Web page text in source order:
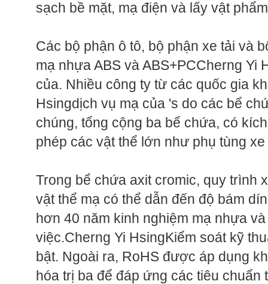
sạch bề mặt, mạ điện và lấy vật
Các bộ phận ô tô, bộ phận xe tải và
mạ nhựa ABS và ABS+PCCherng
của. Nhiều công ty từ các quốc gia
Hsingdịch vụ mạ của 's do các bể
chúng, tổng cộng ba bể chứa, có
phép các vật thể lớn như phụ tùng xe
Trong bể chứa axit cromic, quy trình
vật thể mạ có thể dẫn đến độ bám
hơn 40 năm kinh nghiệm mạ nhựa
việc.Cherng Yi HsingKiểm soát kỹ
bật. Ngoài ra, RoHS được áp dụng
hóa trị ba để đáp ứng các tiêu